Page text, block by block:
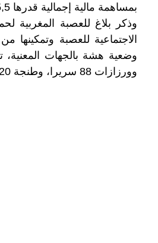
بمساهمة مالية إجمالية قدرها 15,5 مليون درهم.
وذكر بلاغ للعصبة المغربية
الاجتماعية للعصبة وتمكينها
وورزازات 88 سريرا، وطنجة 120 سريرا والجديدة 81 سريرا.